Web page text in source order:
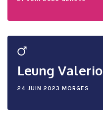
Leung Valerio
24 JUIN 2023 MORGES